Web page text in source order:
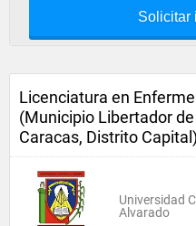
Solicitar
Licenciatura en
(Municipio Libertador de
Caracas, Distrito Capital)
Universidad
Alvarado